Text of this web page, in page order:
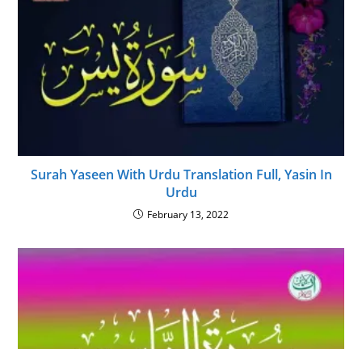
Surah Yaseen With Urdu Translation Full, Yasin In
Urdu
February 13, 2022